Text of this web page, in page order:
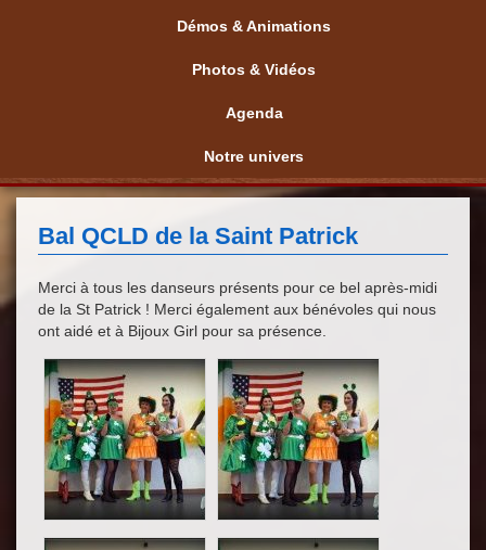
Démos & Animations
Photos & Vidéos
Agenda
Notre univers
Bal QCLD de la Saint Patrick
Merci à tous les danseurs présents pour ce bel après-midi
de la St Patrick ! Merci également aux bénévoles qui nous
ont aidé et à Bijoux Girl pour sa présence.